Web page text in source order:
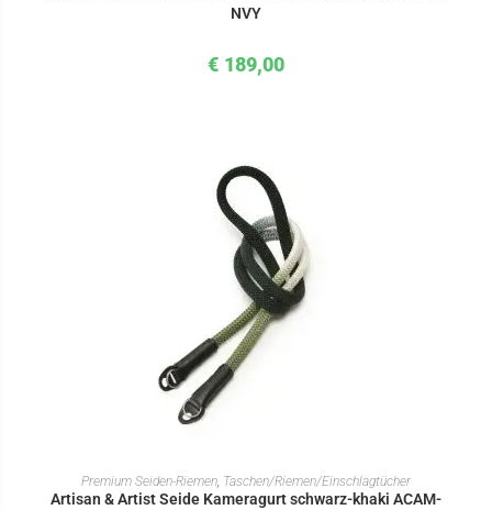
NVY
€ 189,00
IN DEN WARENKORB
Premium Seiden-Riemen, Taschen/Riemen/Einschlagtücher
Artisan & Artist Seide Kameragurt schwarz-khaki ACAM-